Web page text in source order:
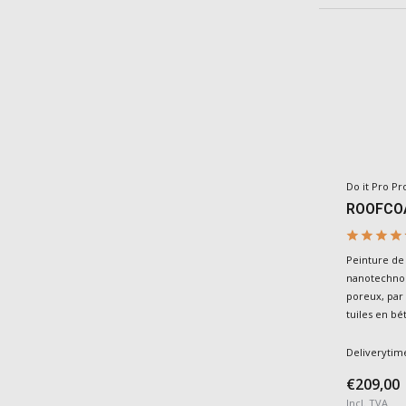
Do it Pro
Peinture
poreux,
tuiles en
€209,00
Incl. TVA